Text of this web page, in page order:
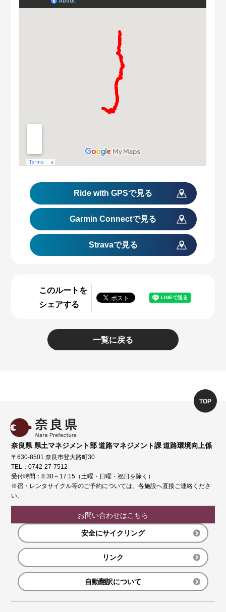
Ride with GPSで見る
Garmin Connectで見る
Stravaで見る
このルートを
シェアする
一覧に戻る
奈良県 県土マネジメント部 道路マネジメント課 道路環境向上係
〒630-8501 奈良市登大路町30
TEL：0742-27-7512
受付時間：8:30～17:15（土曜・日曜・祝日を除く）
※宿・レンタサイクル等のご予約については、各施設へ直接ご連絡くださ
い。
お問い合わせはこちら
安全にサイクリング
リンク
自動翻訳について
TOP